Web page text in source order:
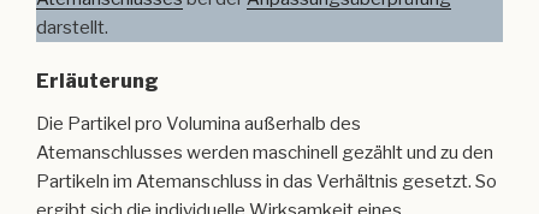
darstellt.
Erläuterung
Die Partikel pro Volumina außerhalb des
Atemanschlusses werden maschinell gezählt und zu den
Partikeln im Atemanschluss in das Verhältnis gesetzt. So